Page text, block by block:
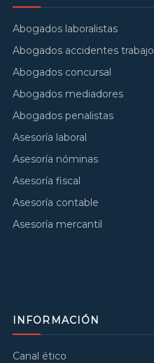
Abogados laboralistas
Abogados accidentes trabajo
Abogados concursal
Abogados mediadores
Abogados penalistas
Asesoría laboral
Asesoría nóminas
Asesoría fiscal
Asesoría contable
Asesoría mercantil
INFORMACIÓN
Canal ético